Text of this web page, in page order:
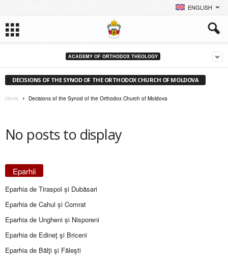
ENGLISH
ACADEMY OF ORTHODOX THEOLOGY
DECISIONS OF THE SYNOD OF THE ORTHODOX CHURCH OF MOLDOVA
Home Decisions of the Synod of the Orthodox Church of Moldova
No posts to display
Eparhii
Eparhia de Tiraspol și Dubăsari
Eparhia de Cahul și Comrat
Eparhia de Ungheni și Nisporeni
Eparhia de Edineţ şi Briceni
Eparhia de Bălţi şi Făleşti